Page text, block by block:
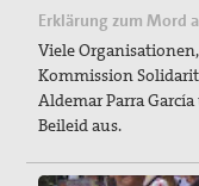
Erklärung zum Mord
Viele
Kommission
Aldemar Parra
Beileid aus.